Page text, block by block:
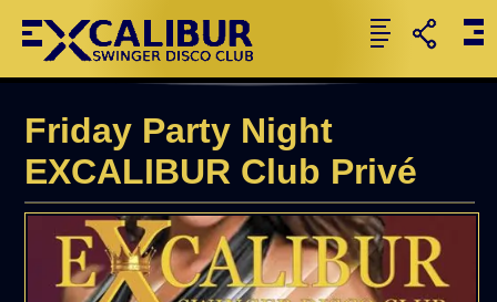
Friday Party Night
EXCALIBUR Club Privé